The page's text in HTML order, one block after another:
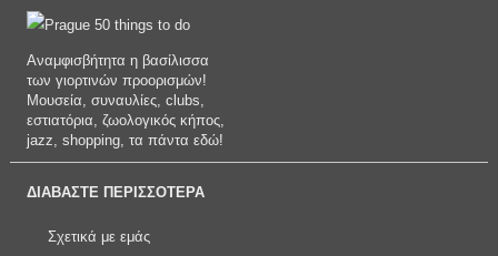
Αναμφισβήτητα η βασίλισσα
των γιορτινών προορισμών!
Μουσεία, συναυλίες, clubs,
εστιατόρια, ζωολογικός κήπος,
jazz, shopping, τα πάντα εδώ!
ΔΙΑΒΑΣΤΕ ΠΕΡΙΣΣΟΤΕΡΑ
Σχετικά με εμάς